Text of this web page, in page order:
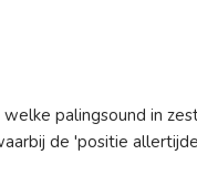
palingsound in
de 'positie